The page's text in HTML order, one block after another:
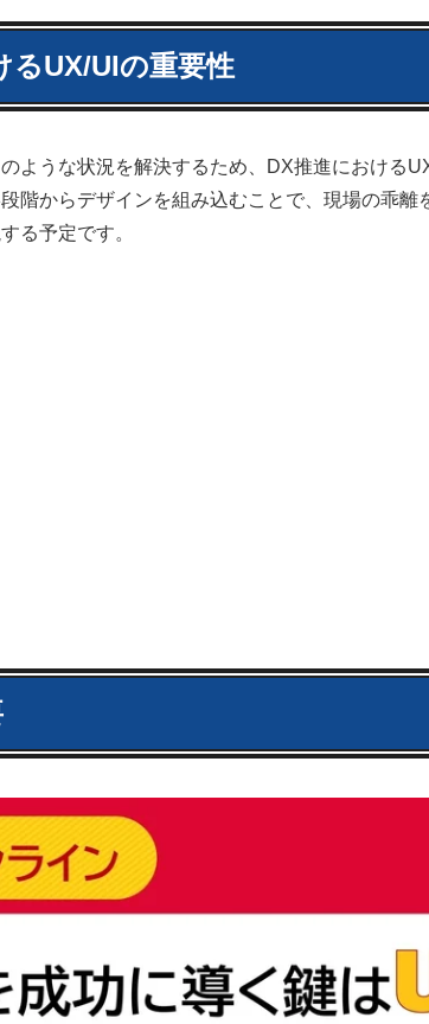
るUX/UIの重要性
ような状況を解決するため、DX推進における
階からデザインを組み込むことで、現場の乖
る予定です。